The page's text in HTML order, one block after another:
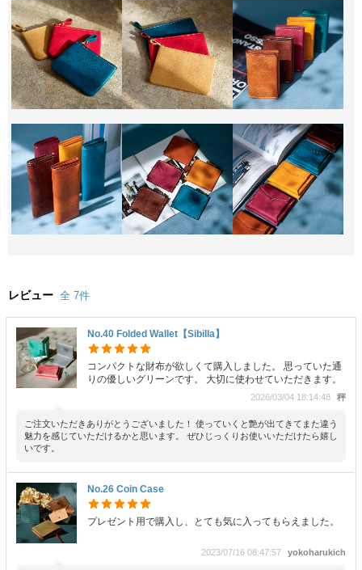
レビュー 全 7件
No.40 Folded Wallet【Sibilla】
コンパクトな財布が欲しくて購入しました。 思っていた通
りの優しいグリーンです。 大切に使わせていただきます。
秤
2026/03/04 18:14:48
ご注文いただきありがとうございました！ 使っていくと艶が出てきてまた違う
魅力を感じていただけるかと思います。 ぜひじっくりお使いいただけたら嬉し
いです。
No.26 Coin Case
プレゼント用で購入し、とても気に入ってもらえました。
yokoharukich
2023/07/16 08:47:57